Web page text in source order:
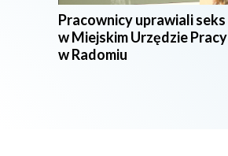
Pracownicy uprawiali seks
w Miejskim Urzędzie Pracy
w Radomiu